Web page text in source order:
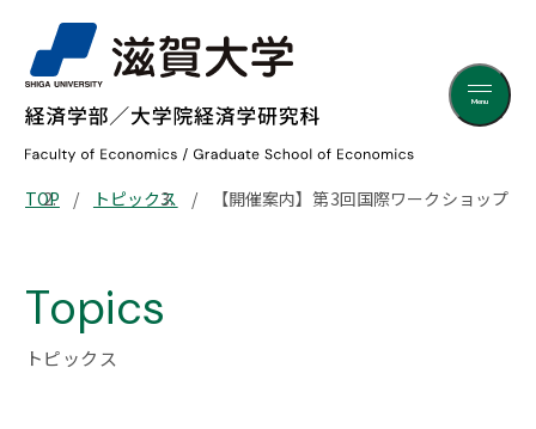
Menu
TOP トピックス 【開催案内】第3回国際ワークショップ
Topics
トピックス